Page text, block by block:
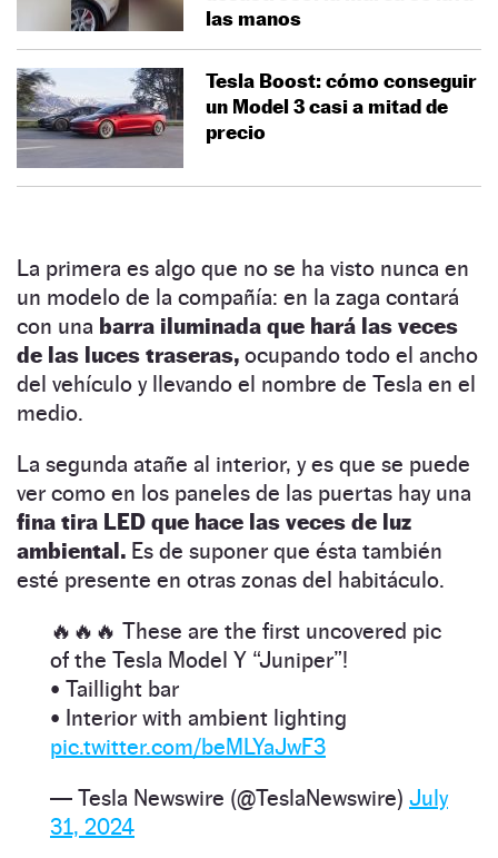
las manos
Tesla Boost: cómo conseguir
un Model 3 casi a mitad de
precio
La primera es algo que no se ha visto nunca en
un modelo de la compañía: en la zaga contará
con una barra iluminada que hará las veces
de las luces traseras, ocupando todo el ancho
del vehículo y llevando el nombre de Tesla en el
medio.
La segunda atañe al interior, y es que se puede
ver como en los paneles de las puertas hay una
fina tira LED que hace las veces de luz
ambiental. Es de suponer que ésta también
esté presente en otras zonas del habitáculo.
🔥🔥🔥 These are the first uncovered pic
of the Tesla Model Y “Juniper”!
• Taillight bar
• Interior with ambient lighting
pic.twitter.com/beMLYaJwF3
— Tesla Newswire (@TeslaNewswire) July
31, 2024